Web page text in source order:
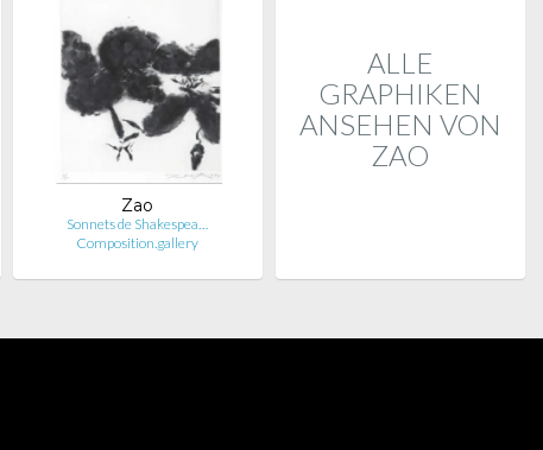
Zao
Sonnets de Shakespea…
Composition.gallery
ALLE
GRAPHIKEN
ANSEHEN VON
ZAO